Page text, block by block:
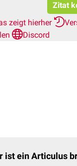
Zitat
zeigt hierher
Discord
ist ein Articulus